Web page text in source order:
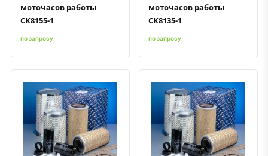
моточасов работы
CK8155-1
по запросу
моточасов работы
CK8135-1
по запросу
Быстрый просмотрДобавить к сравнению
Добавить в избранное Быстрый просмотрДобавить к сравнению
Добавить в избранное